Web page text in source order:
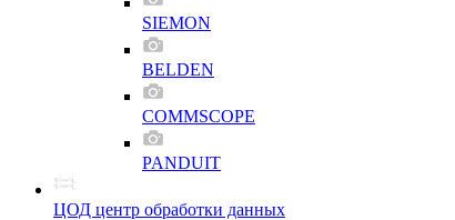
SIEMON
BELDEN
COMMSCOPE
PANDUIT
ЦОД центр обработки данных